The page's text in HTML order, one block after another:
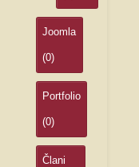
Joomla
(0)
Portfolio
(0)
Člani